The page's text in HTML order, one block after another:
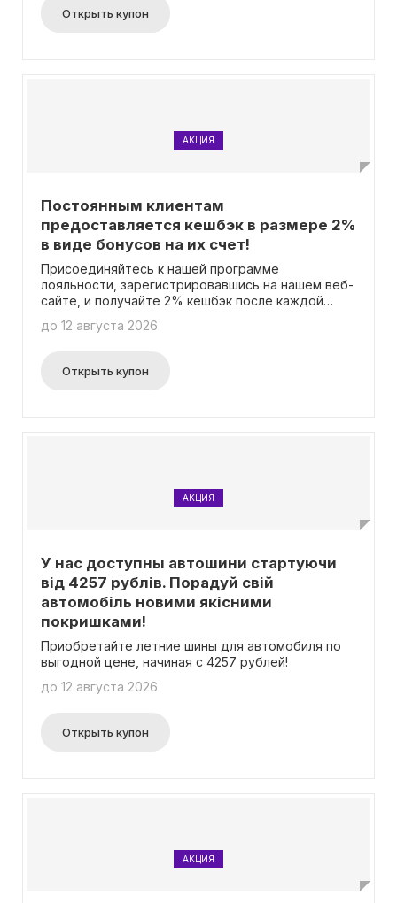
Открыть купон
АКЦИЯ
Постоянным клиентам
предоставляется кешбэк в размере 2%
в виде бонусов на их счет!
Присоединяйтесь к нашей программе
лояльности, зарегистрировавшись на нашем веб-
сайте, и получайте 2% кешбэк после каждой
бонусов вы сможете оплатить до 20% от общей
никаких промокодов для этого.
до 12 августа 2026
Открыть купон
АКЦИЯ
У нас доступны автошини стартуючи
від 4257 рублів. Порадуй свій
автомобіль новими якісними
покришками!
Приобретайте летние шины для автомобиля по
выгодной цене, начиная с 4257 рублей!
до 12 августа 2026
Открыть купон
АКЦИЯ